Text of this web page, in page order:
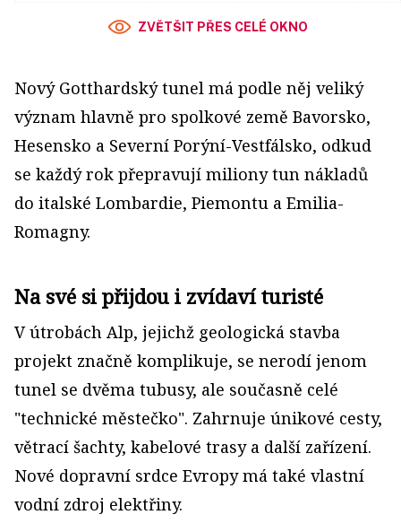
ZVĚTŠIT PŘES CELÉ OKNO
Nový Gotthardský tunel má podle něj veliký
význam hlavně pro spolkové země Bavorsko,
Hesensko a Severní Porýní-Vestfálsko, odkud
se každý rok přepravují miliony tun nákladů
do italské Lombardie, Piemontu a Emilia-
Romagny.
Na své si přijdou i zvídaví turisté
V útrobách Alp, jejichž geologická stavba
projekt značně komplikuje, se nerodí jenom
tunel se dvěma tubusy, ale současně celé
"technické městečko". Zahrnuje únikové cesty,
větrací šachty, kabelové trasy a další zařízení.
Nové dopravní srdce Evropy má také vlastní
vodní zdroj elektřiny.